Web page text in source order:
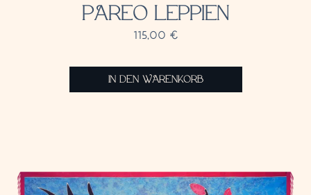
PAREO LEPPIEN
115,00 €
IN DEN WARENKORB